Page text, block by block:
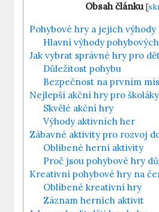
Obsah článku [
Pohybové hry a jejich výhody
Hlavní výhody
Jak vybrat správné hry pro
Důležitost pohybu
Bezpečnost na prvním
Nejlepší akční hry pro školáky
Skvělé akční hry
Výhody aktivních her
Zábavné aktivity pro rozvoj
Oblíbené herní aktivity
Proč jsou pohybové hry
Kreativní pohybové hry na
Oblíbené kreativní hry
Záznam herních aktivit